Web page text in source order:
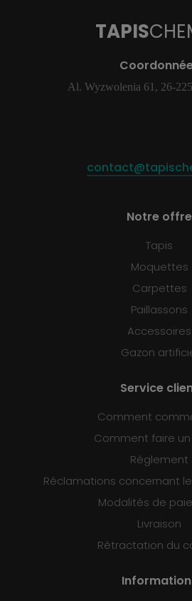
TAPIS
Al. Wyzwolenia 61, 26-
Notre offre
Tapis
Moquettes
Carpettes
Paillassons
Accessoires
Gazon
Service
Comment
Comment faire
Règlement
Réclamations concernant
Modalités de
Livraison
Rétractation du